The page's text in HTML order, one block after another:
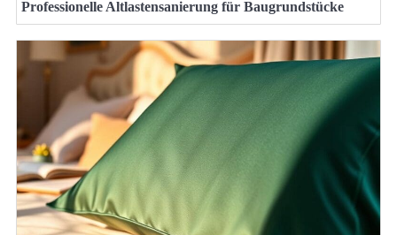
Professionelle Altlastensanierung für Baugrundstücke